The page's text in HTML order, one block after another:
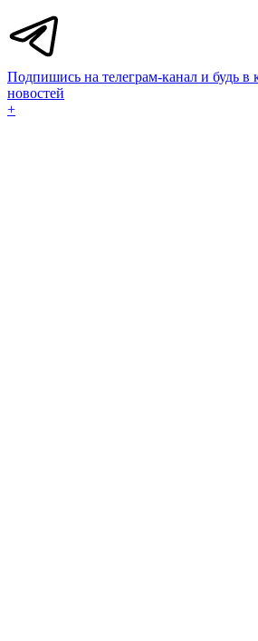
Подпишись на телеграм-канал и будь в
новостей
+